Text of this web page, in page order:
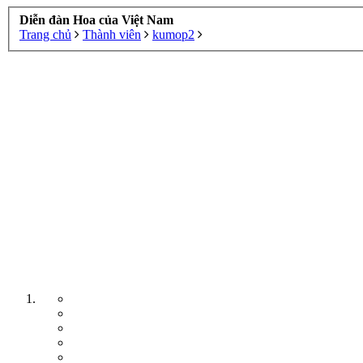
Diễn đàn Hoa của Việt Nam
Trang chủ
Thành viên kumop2